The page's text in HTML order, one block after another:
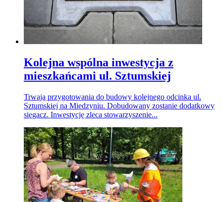
Kolejna wspólna inwestycja z
mieszkańcami ul. Sztumskiej
Trwają przygotowania do budowy kolejnego odcinka ul.
Sztumskiej na Miedzyniu. Dobudowany zostanie dodatkowy
sięgacz. Inwestycję zleca stowarzyszenie...